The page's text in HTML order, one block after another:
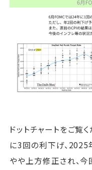
ドットチャートをご覧
に3回の利下げ、2025
やや上方修正され、